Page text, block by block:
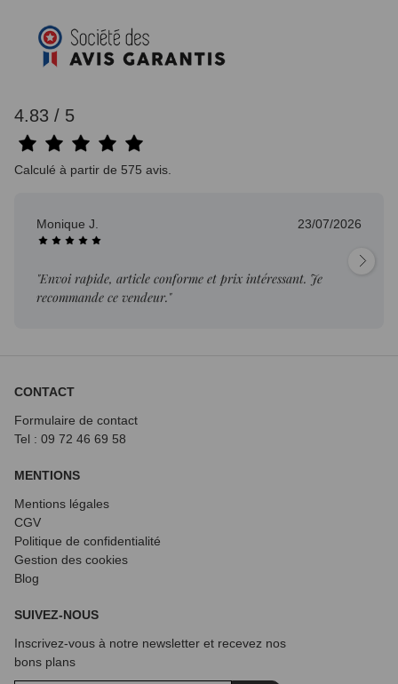
4.83 / 5
Calculé à partir de 575 avis.
Monique J. 23/07/2026
"Envoi rapide, article conforme et prix intéressant. Je
recommande ce vendeur."
CONTACT
Formulaire de contact
Tel : 09 72 46 69 58
MENTIONS
Mentions légales
CGV
Politique de confidentialité
Gestion des cookies
Blog
SUIVEZ-NOUS
Inscrivez-vous à notre newsletter et recevez nos
bons plans